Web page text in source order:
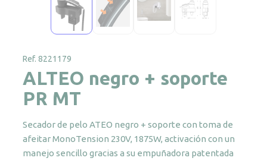
Ref. 8221179
ALTEO negro + soporte
PR MT
Secador de pelo ATEO negro + soporte con toma de
afeitar MonoTension 230V, 1875W, activación con un
manejo sencillo gracias a su empuñadora patentada